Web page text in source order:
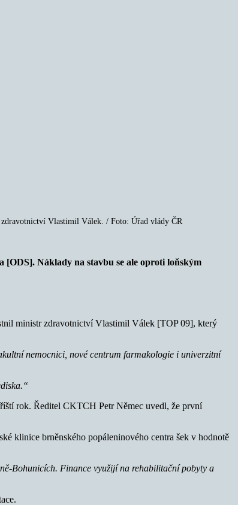
zdravotnictví Vlastimil Válek. / Foto: Úřad vlády ČR
Náklady na stavbu se ale oproti loňským
ministr zdravotnictví Vlastimil Válek [TOP 09], který
nemocnici, nové centrum farmakologie i univerzitní
rok. Ředitel CKTCH Petr Němec uvedl, že první
klinice brněnského popáleninového centra šek v hodnotě
Bohunicích. Finance využijí na rehabilitační pobyty a